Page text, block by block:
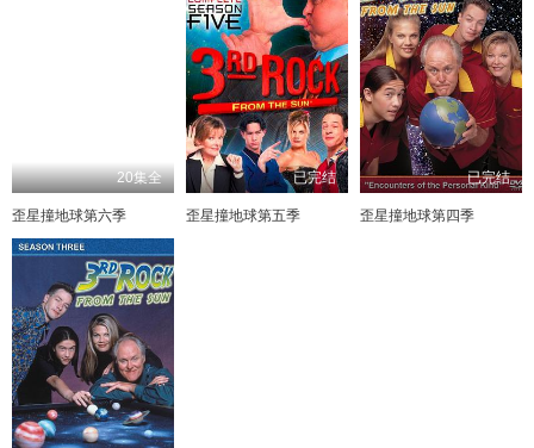
20集全
歪星撞地球第六季
已完结
歪星撞地球第五季
已完结
歪星撞地球第四季